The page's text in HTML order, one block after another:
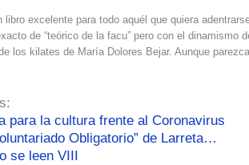
libro excelente para todo aquél que quiera
de “teórico de la facu” pero con el dinamismo
los kilates de María Dolores Bejar. Aunque
para la cultura frente al Coronavirus
Obligatorio” de Larreta…
se leen VIII